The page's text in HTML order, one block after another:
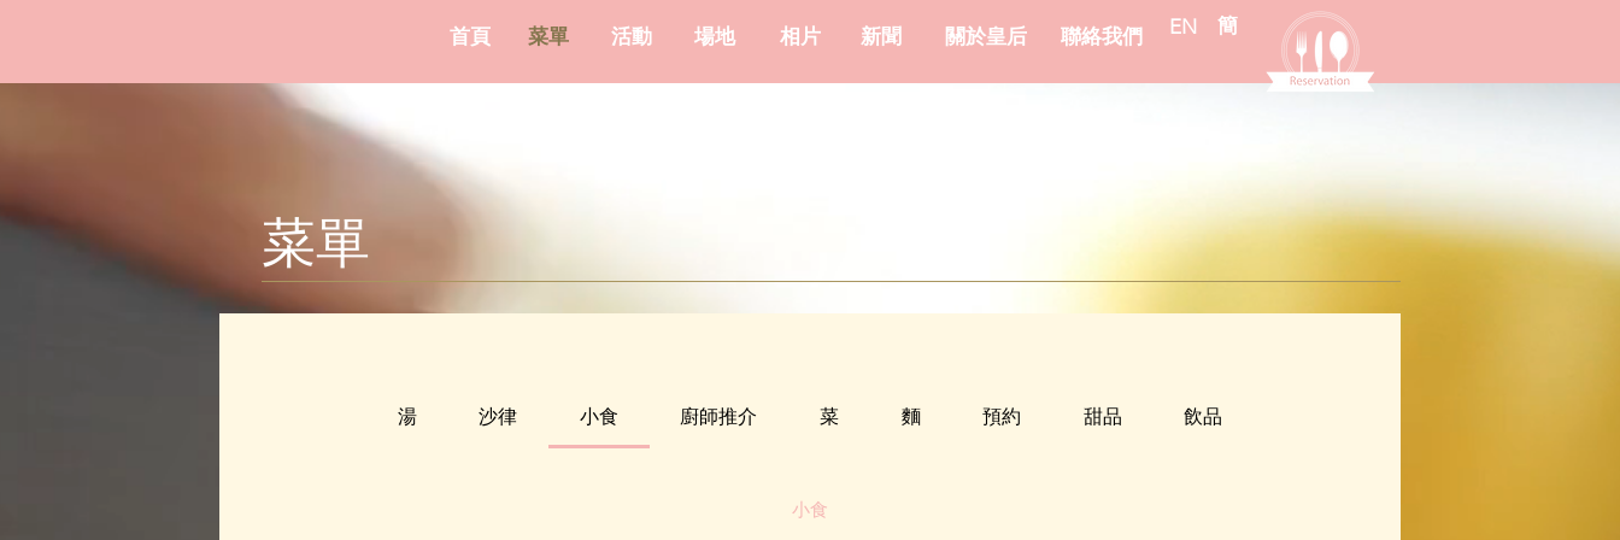
首頁 菜單 活動 場地 相片 新聞 關於皇后 聯絡我們 EN 簡
菜單
湯 沙律 小食 廚師推介 菜 麵 預約 甜品 飲品
小食